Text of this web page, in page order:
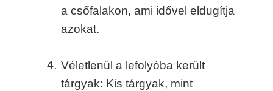
a csőfalakon, ami idővel eldugítja
azokat.
Véletlenül a lefolyóba került
tárgyak: Kis tárgyak, mint